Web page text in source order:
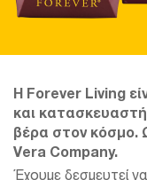
Η Forever Living
και
βέρα στον κόσμο.
Vera Company.
Έχουμε δεσμευτεί